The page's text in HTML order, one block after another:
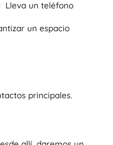
Lleva un teléfono
un espacio
principales.